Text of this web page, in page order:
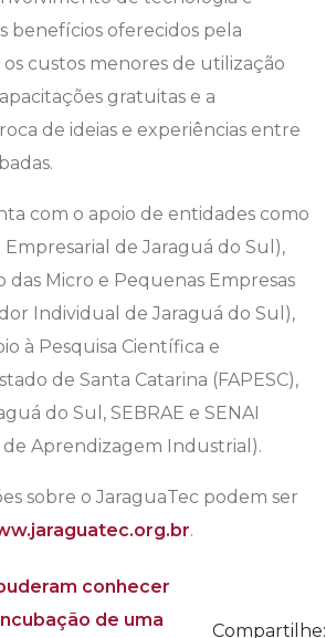
benefícios oferecidos pela
custos menores de utilização
gratuitas e a
de ideias e experiências entre
com o apoio de entidades como
Empresarial de Jaraguá do Sul),
das Micro e Pequenas Empresas
Individual de Jaraguá do Sul),
à Pesquisa Científica e
de Santa Catarina (FAPESC),
do Sul, SEBRAE e SENAI
de Aprendizagem Industrial).
sobre o JaraguaTec podem ser
.
Compartilhe: